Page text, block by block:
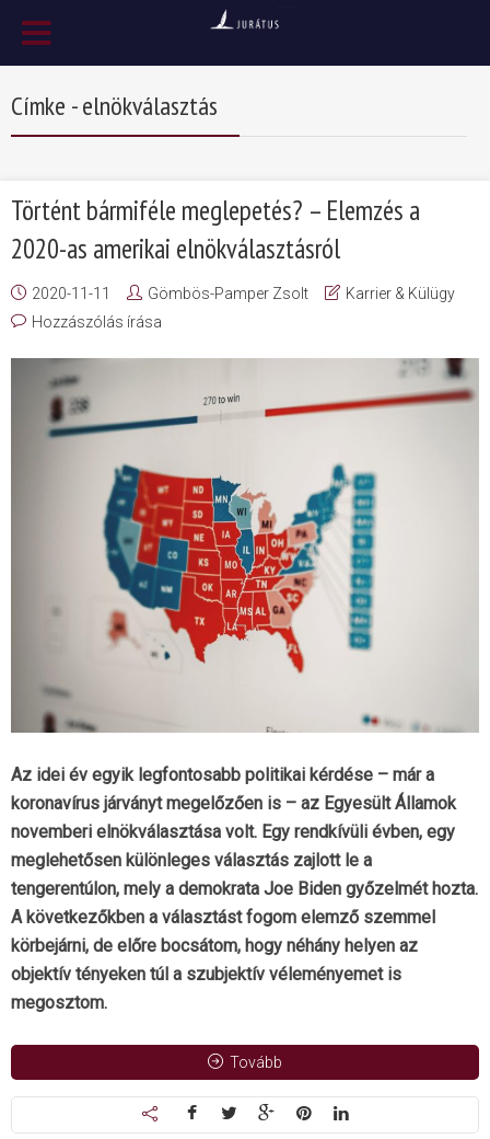
Címke - elnökválasztás
Történt bármiféle meglepetés? – Elemzés a
2020-as amerikai elnökválasztásról
2020-11-11 Gömbös-Pamper Zsolt
Karrier & Külügy
Hozzászólás írása
Az idei év egyik legfontosabb politikai kérdése – már a
koronavírus járványt megelőzően is – az Egyesült Államok
novemberi elnökválasztása volt. Egy rendkívüli évben, egy
meglehetősen különleges választás zajlott le a
tengerentúlon, mely a demokrata Joe Biden győzelmét hozta.
A következőkben a választást fogom elemző szemmel
körbejárni, de előre bocsátom, hogy néhány helyen az
objektív tényeken túl a szubjektív véleményemet is
megosztom.
Tovább